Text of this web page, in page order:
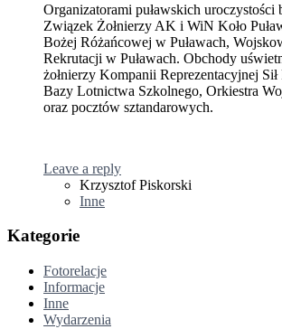
Organizatorami puławskich
Związek Żołnierzy AK i WiN Koło
Bożej Różańcowej w Puławach,
Rekrutacji w Puławach. Obchody
żołnierzy Kompanii Reprezentacyjnej
Bazy Lotnictwa Szkolnego, Orkiestra
oraz pocztów sztandarowych.
Leave a reply
Krzysztof Piskorski
Inne
Kategorie
Fotorelacje
Informacje
Inne
Wydarzenia